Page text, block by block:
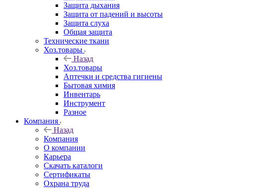
Защита дыхания
Защита от падений и высоты
Защита слуха
Общая защита
Технические ткани
Хоз.товары
Назад
Хоз.товары
Аптечки и средства гигиены
Бытовая химия
Инвентарь
Инструмент
Разное
Компания
Назад
Компания
О компании
Карьера
Cкачать каталоги
Сертификаты
Охрана труда